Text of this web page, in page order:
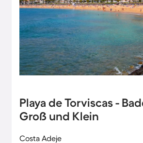
Playa de Torviscas -
Groß und Klein
Costa Adeje